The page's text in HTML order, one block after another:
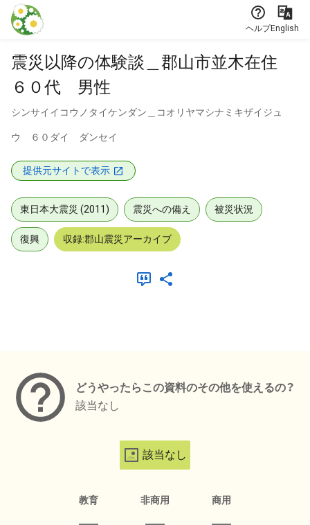
本文に飛ぶ
ヘルプEnglish
震災以降の体験談＿郡山市並木在住
６０代 男性
シンサイイコウノタイケンダン＿コオリヤマシナミキザイジュ
ウ ６０ダイ ダンセイ
提供元サイトで表示
東日本大震災 (2011) 震災への備え 被災状況
復興 収録:郡山震災アーカイブ
どうやったらこの資料のその他を使えるの？
該当なし
該当なし
教育 非商用 商用